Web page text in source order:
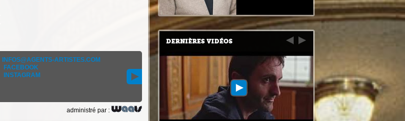
INFOS@AGENTS-ARTISTES.COM
FACEBOOK
INSTAGRAM
administré par :
DERNIÈRES VIDÉOS